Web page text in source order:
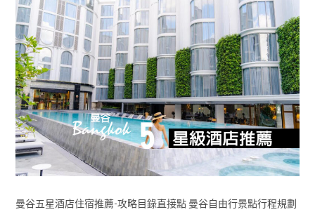
曼谷五星酒店住宿推薦-攻略目錄直接點 曼谷自由行景點行程規劃